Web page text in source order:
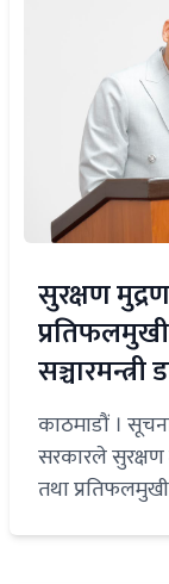
सुरक्षण
सञ्चारमन्त्री
काठमाडौं ।
सरकारले सुरक्षण
तथा